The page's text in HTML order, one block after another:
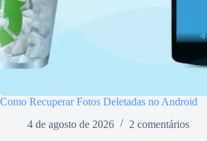
Como Recuperar Fotos Deletadas no Android
4 de agosto de 2026
2 comentários